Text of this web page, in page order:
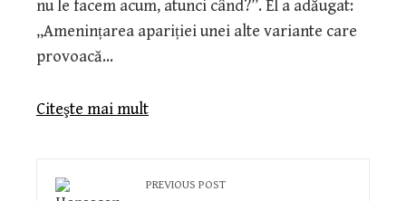
nu le facem acum, atunci când?”. El a adăugat:
„Amenințarea apariției unei alte variante care
provoacă…
Citeşte mai mult
PREVIOUS POST